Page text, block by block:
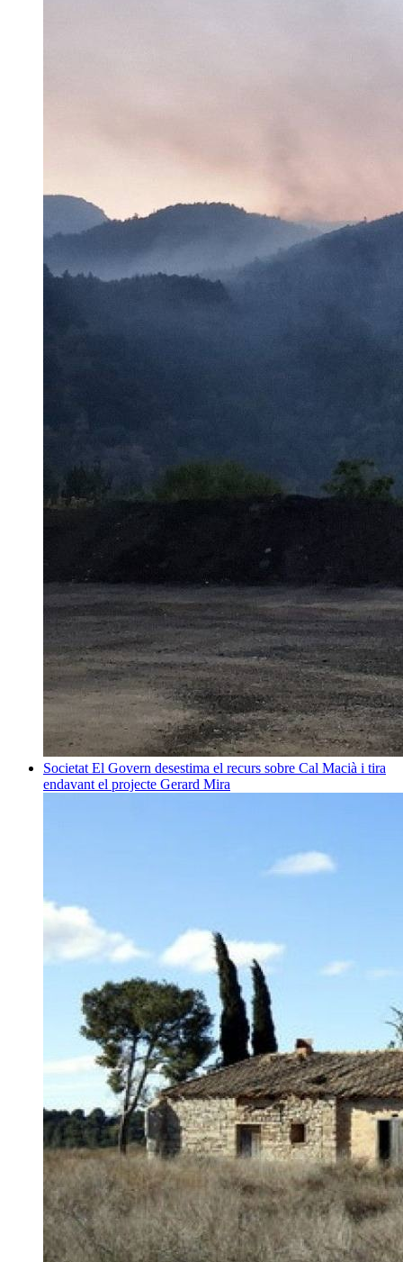
Societat El Govern desestima el recurs sobre Cal Macià i tira
endavant el projecte Gerard Mira